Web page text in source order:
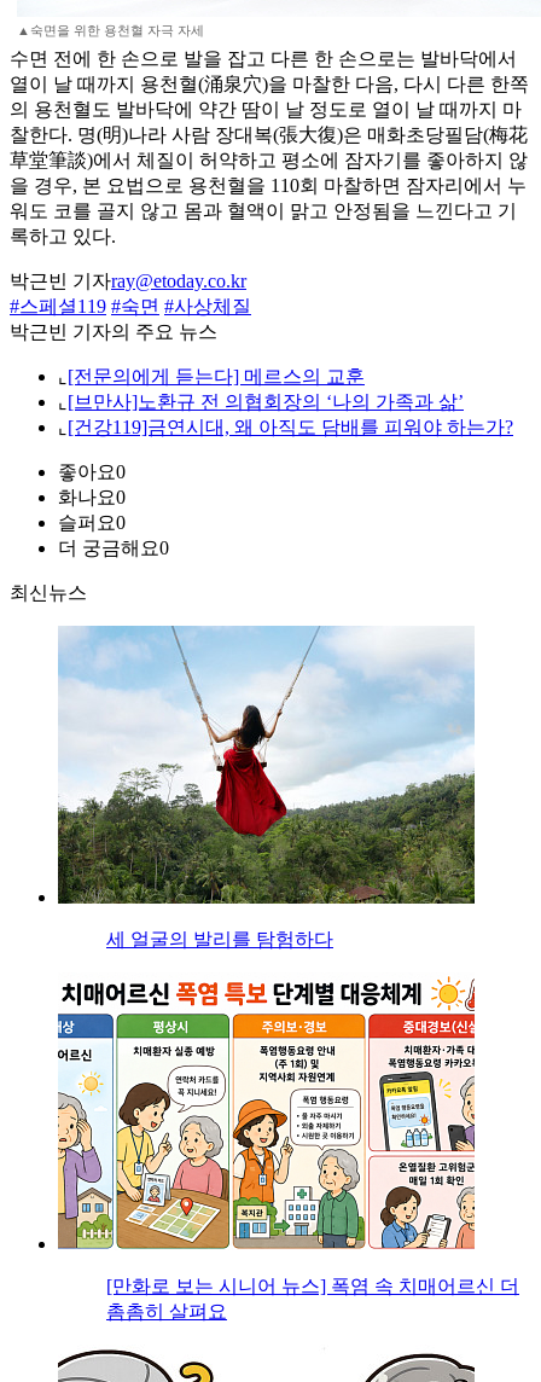
▲숙면을 위한 용천혈 자극 자세
수면 전에 한 손으로 발을 잡고 다른 한 손으로는 발바닥에서
열이 날 때까지 용천혈(涌泉穴)을 마찰한 다음, 다시 다른 한쪽
의 용천혈도 발바닥에 약간 땀이 날 정도로 열이 날 때까지 마
찰한다. 명(明)나라 사람 장대복(張大復)은 매화초당필담(梅花
草堂筆談)에서 체질이 허약하고 평소에 잠자기를 좋아하지 않
을 경우, 본 요법으로 용천혈을 110회 마찰하면 잠자리에서 누
워도 코를 골지 않고 몸과 혈액이 맑고 안정됨을 느낀다고 기
록하고 있다.
박근빈 기자ray@etoday.co.kr
#스페셜119 #숙면 #사상체질
박근빈 기자의 주요 뉴스
⌞ [전문의에게 듣는다] 메르스의 교훈
⌞ [브만사]노환규 전 의협회장의 ‘나의 가족과 삶’
⌞ [건강119]금연시대, 왜 아직도 담배를 피워야 하는가?
좋아요0
화나요0
슬퍼요0
더 궁금해요0
최신뉴스
세 얼굴의 발리를 탐험하다
[만화로 보는 시니어 뉴스] 폭염 속 치매어르신 더
촘촘히 살펴요